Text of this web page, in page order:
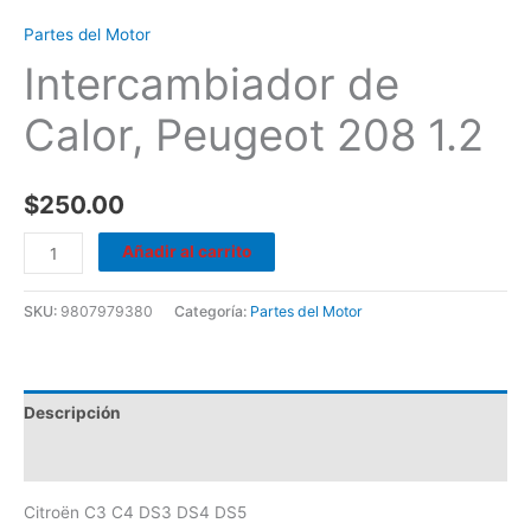
Partes del Motor
Intercambiador de
Calor, Peugeot 208 1.2
$250.00
Añadir al carrito
SKU: 9807979380 Categoría: Partes del Motor
Descripción
Citroën C3 C4 DS3 DS4 DS5